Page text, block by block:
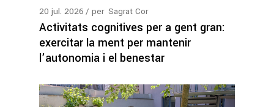
20 jul. 2026 per Sagrat Cor
Activitats cognitives per a gent gran:
exercitar la ment per mantenir
l’autonomia i el benestar